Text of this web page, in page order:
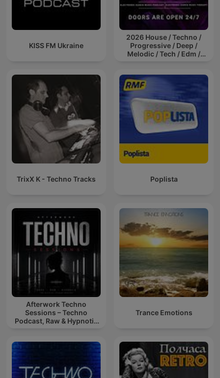
KISS FM Ukraine
2026 House / Techno /
Progressive / Deep /
Melodic / Tech / Edm /
Dance Musi
TrixX K - Techno Tracks Poplista
Afterwork Techno
Sessions – Techno
Podcast, Raw & Hypnotic
Trance Emotions